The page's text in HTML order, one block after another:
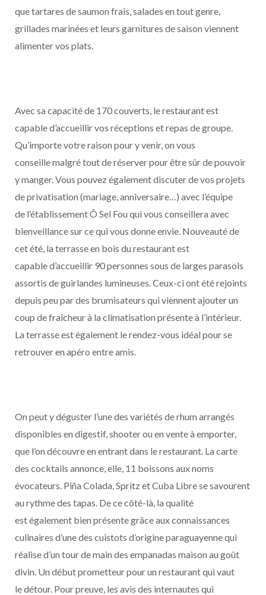
que tartares de saumon frais, salades en tout genre,
grillades marinées et leurs garnitures de saison viennent
alimenter vos plats.
Avec sa capacité de 170 couverts, le restaurant est
capable d’accueillir vos réceptions et repas de groupe.
Qu’importe votre raison pour y venir, on vous
conseille malgré tout de réserver pour être sûr de pouvoir
y manger. Vous pouvez également discuter de vos projets
de privatisation (mariage, anniversaire…) avec l’équipe
de l’établissement Ô Sel Fou qui vous conseillera avec
bienveillance sur ce qui vous donne envie. Nouveauté de
cet été, la terrasse en bois du restaurant est
capable d’accueillir 90 personnes sous de larges parasols
assortis de guirlandes lumineuses. Ceux-ci ont été rejoints
depuis peu par des brumisateurs qui viennent ajouter un
coup de fraîcheur à la climatisation présente à l’intérieur.
La terrasse est également le rendez-vous idéal pour se
retrouver en apéro entre amis.
On peut y déguster l’une des variétés de rhum arrangés
disponibles en digestif, shooter ou en vente à emporter,
que l’on découvre en entrant dans le restaurant. La carte
des cocktails annonce, elle, 11 boissons aux noms
évocateurs. Piña Colada, Spritz et Cuba Libre se savourent
au rythme des tapas. De ce côté-là, la qualité
est également bien présente grâce aux connaissances
culinaires d’une des cuistots d’origine paraguayenne qui
réalise d’un tour de main des empanadas maison au goût
divin. Un début prometteur pour un restaurant qui vaut
le détour. Pour preuve, les avis des internautes qui